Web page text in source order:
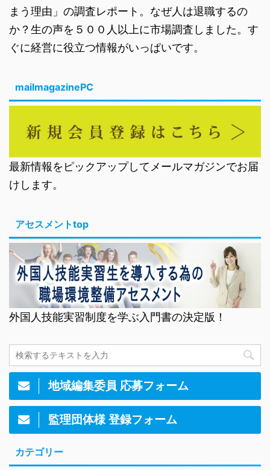
まう理由」の調査レポート。なぜ人は退職するの
か？生の声を５００人以上に市場調査しました。す
ぐに経営に役立つ情報がいっぱいです。
mailmagazinePC
最新情報をピックアップしてメールマガジンでお届
けします。
アセスメントtop
外国人技能実習制度を学ぶ入門書の決定版！
地域編集委員 応募フォーム
監理団体様 登録フォーム
カテゴリー